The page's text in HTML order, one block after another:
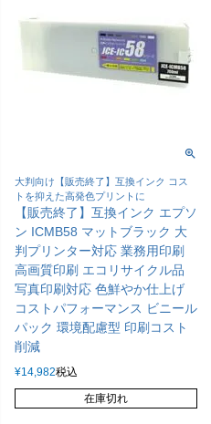
大判向け【販売終了】互換インク コス
トを抑えた高発色プリントに
【販売終了】互換インク エプソ
ン ICMB58 マットブラック 大
判プリンター対応 業務用印刷
高画質印刷 エコリサイクル品
写真印刷対応 色鮮やか仕上げ
コストパフォーマンス ビニール
パック 環境配慮型 印刷コスト
削減
¥14,982税込
在庫切れ